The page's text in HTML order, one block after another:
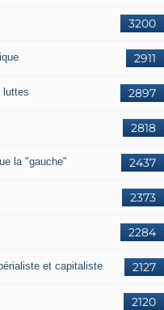
3200
2911
2897
luttes
2818
2437
la "gauche"
2373
2284
2127
et capitaliste
2120